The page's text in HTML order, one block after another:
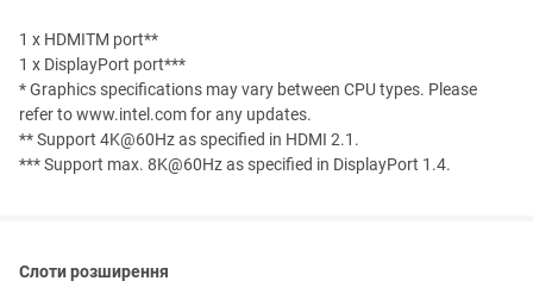
1 x HDMITM port**
1 x DisplayPort port***
* Graphics specifications may vary between CPU types. Please
refer to www.intel.com for any updates.
** Support 4K@60Hz as specified in HDMI 2.1.
*** Support max. 8K@60Hz as specified in DisplayPort 1.4.
Слоти розширення